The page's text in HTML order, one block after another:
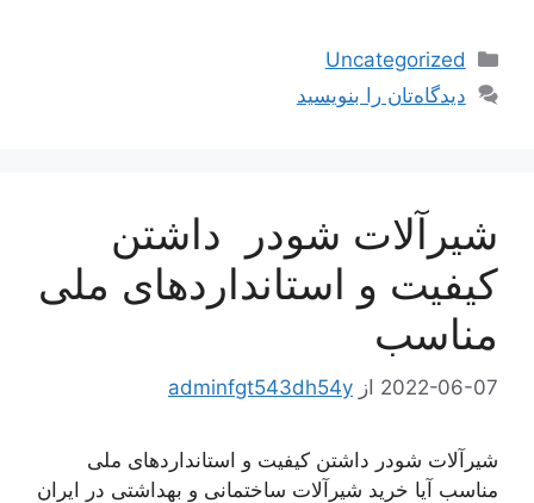
دسته‌ها
Uncategorized
دیدگاه‌تان را بنویسید
شیرآلات شودر داشتن
کیفیت و استانداردهای ملی
مناسب
2022-06-07 از adminfgt543dh54y
شیرآلات شودر داشتن کیفیت و استانداردهای ملی
مناسب آیا خرید شیرآلات ساختمانی و بهداشتی در ایران